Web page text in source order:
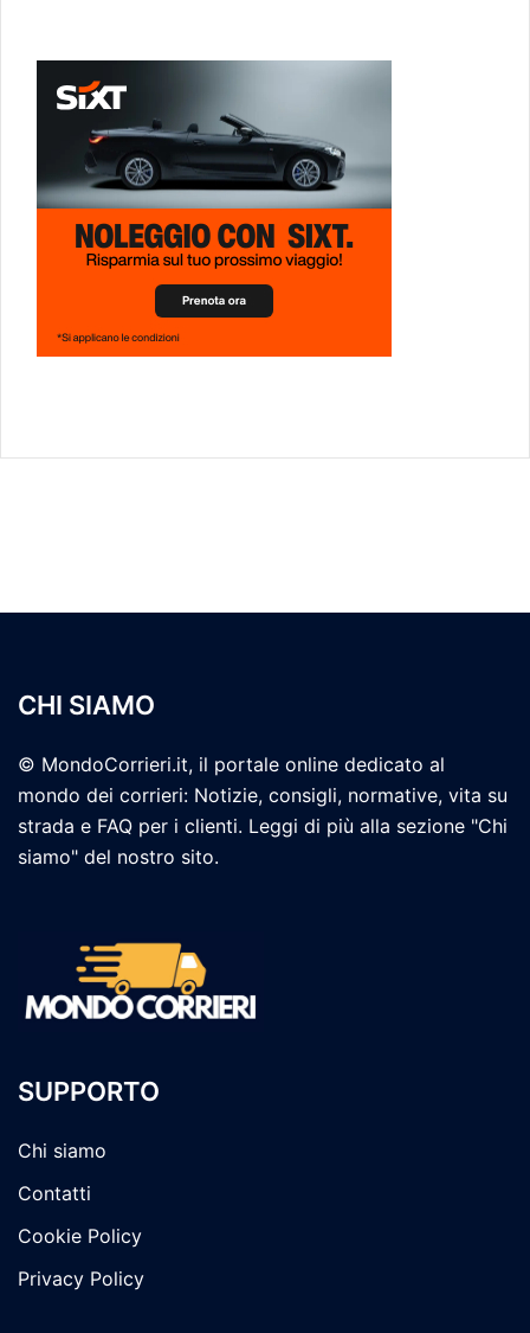
CHI SIAMO
© MondoCorrieri.it, il portale online dedicato al
mondo dei corrieri: Notizie, consigli, normative, vita su
strada e FAQ per i clienti. Leggi di più alla sezione "Chi
siamo" del nostro sito.
SUPPORTO
Chi siamo
Contatti
Cookie Policy
Privacy Policy